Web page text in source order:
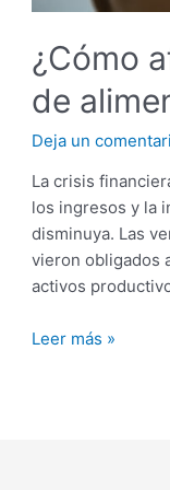
¿Cómo
de
Deja un
La crisis
los ingresos y la
disminuya. Las
vieron obligados
activos
Leer más »